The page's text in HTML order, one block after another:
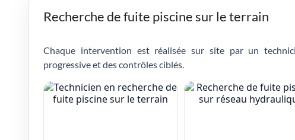
Recherche de fuite piscine sur le terrain
Chaque intervention est réalisée sur site par un
progressive et des contrôles ciblés.